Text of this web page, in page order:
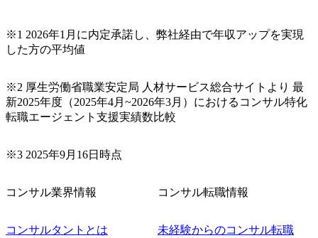
※1 2026年1月に内定承諾し、弊社経由で年収アップを実現
した方の平均値
※2 厚生労働省職業安定局 人材サービス総合サイトより 最
新2025年度（2025年4月~2026年3月）におけるコンサル特化
転職エージェント支援実績数比較
※3 2025年9月16日時点
コンサル業界情報
コンサルタントとは
コンサル転職情報
未経験からのコンサル転職